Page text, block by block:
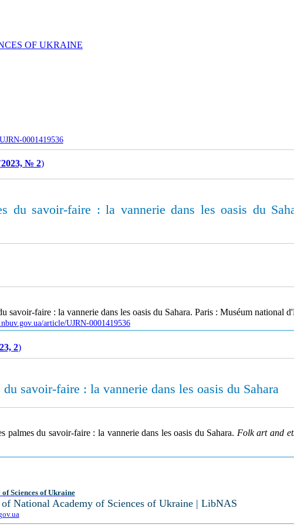
OF UKRAINE
0001419536
2023, № 2)
du savoir-faire : la vannerie dans les oasis du
savoir-faire : la vannerie dans les oasis du Sahara. Paris : Muséum national
article/UJRN-0001419536
2)
savoir-faire : la vannerie dans les oasis du Sahara
du savoir-faire : la vannerie dans les oasis du Sahara. Folk art and
Sciences of Ukraine
National Academy of Sciences of Ukraine | LibNAS